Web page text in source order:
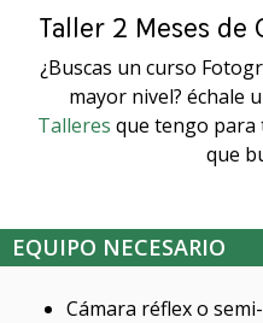
Taller 2 Meses de
¿Buscas un curso
mayor nivel? échale
Talleres que tengo para
que
EQUIPO NECESARIO
Cámara réflex o